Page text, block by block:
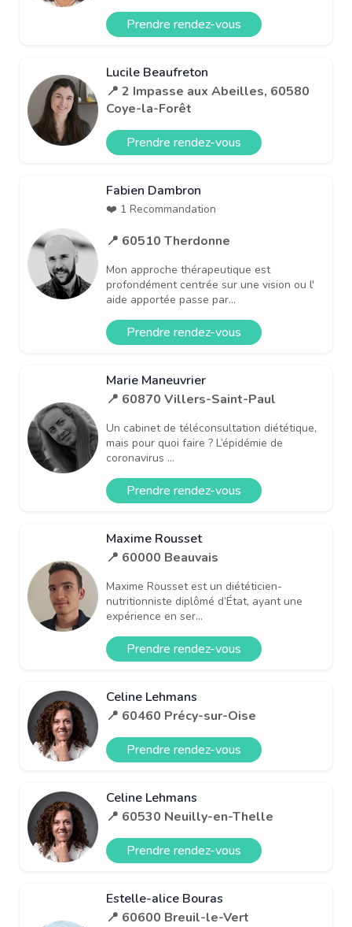
Prendre rendez-vous
Lucile Beaufreton
📍 2 Impasse aux Abeilles, 60580
Coye-la-Forêt
Prendre rendez-vous
Fabien Dambron
❤️ 1 Recommandation
📍 60510 Therdonne
Mon approche thérapeutique est
profondément centrée sur une vision ou l'
aide apportée passe par...
Prendre rendez-vous
Marie Maneuvrier
📍 60870 Villers-Saint-Paul
Un cabinet de téléconsultation diététique,
mais pour quoi faire ? L’épidémie de
coronavirus ...
Prendre rendez-vous
Maxime Rousset
📍 60000 Beauvais
Maxime Rousset est un diététicien-
nutritionniste diplômé d’État, ayant une
expérience en ser...
Prendre rendez-vous
Celine Lehmans
📍 60460 Précy-sur-Oise
Prendre rendez-vous
Celine Lehmans
📍 60530 Neuilly-en-Thelle
Prendre rendez-vous
Estelle-alice Bouras
📍 60600 Breuil-le-Vert